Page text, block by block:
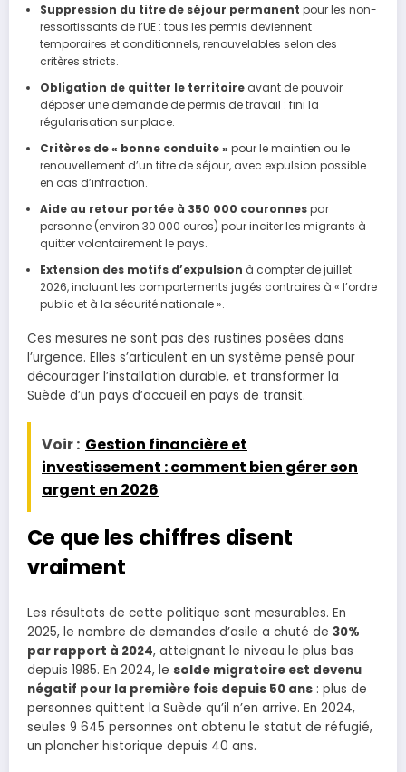
Suppression du titre de séjour permanent pour les non-
ressortissants de l’UE : tous les permis deviennent
temporaires et conditionnels, renouvelables selon des
critères stricts.
Obligation de quitter le territoireavant de pouvoir
déposer une demande de permis de travail : fini la
régularisation sur place.
Critères de « bonne conduite » pour le maintien ou le
renouvellement d’un titre de séjour, avec expulsion possible
en cas d’infraction.
Aide au retour portée à 350 000 couronnespar
personne (environ 30 000 euros) pour inciter les migrants à
quitter volontairement le pays.
Extension des motifs d’expulsion à compter de juillet
2026, incluant les comportements jugés contraires à « l’ordre
public et à la sécurité nationale ».
Ces mesures ne sont pas des rustines posées dans
l’urgence. Elles s’articulent en un système pensé pour
décourager l’installation durable, et transformer la
Suède d’un pays d’accueil en pays de transit.
Voir : Gestion financière et
investissement : comment bien gérer son
argent en 2026
Ce que les chiffres disent
vraiment
Les résultats de cette politique sont mesurables. En
2025, le nombre de demandes d’asile a chuté de 30%
par rapport à 2024, atteignant le niveau le plus bas
depuis 1985. En 2024, le solde migratoire est devenu
négatif pour la première fois depuis 50 ans : plus de
personnes quittent la Suède qu’il n’en arrive. En 2024,
seules 9 645 personnes ont obtenu le statut de réfugié,
un plancher historique depuis 40 ans.